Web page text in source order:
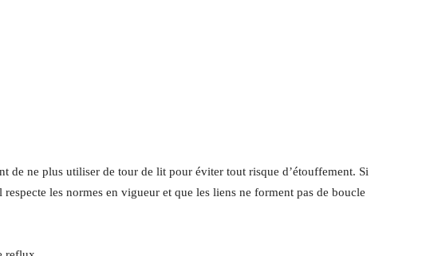
de ne plus utiliser de tour de lit pour éviter tout risque d’étouffement. Si
les normes en vigueur et que les liens ne forment pas de boucle